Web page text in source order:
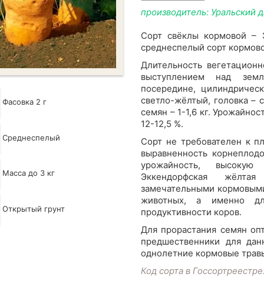
Фасовка 2 г
Среднеспелый
Масса до 3 кг
Открытый грунт
производитель: Уральский
Сорт свёклы кормовой –
среднеспелый сорт
Длительность
выступлением над
посередине,
светло-жёлтый, головка –
семян – 1-1,6 кг.
12-12,5 %.
Сорт не требователен к
выравненность
урожайность,
Эккендорфская
замечательными
животных, а именно
продуктивности коров.
Для прорастания семян
предшественники для
однолетние кормовые
Код сорта в